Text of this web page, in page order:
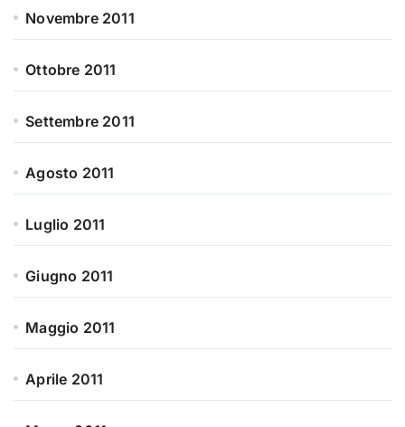
Novembre 2011
Ottobre 2011
Settembre 2011
Agosto 2011
Luglio 2011
Giugno 2011
Maggio 2011
Aprile 2011